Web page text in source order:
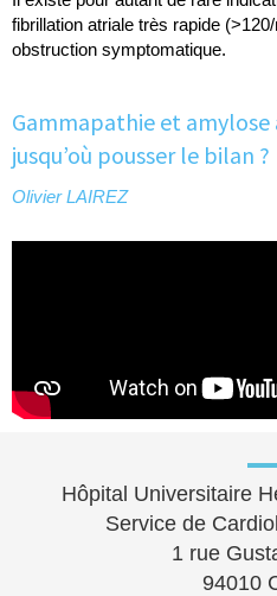
fibrillation atriale très rapide
obstruction symptomatique.
Gammapathie et
jusqu’où pousser le bilan ?
Olivier LAIREZ
Hôpital Universitaire
Service de
1 rue
94010